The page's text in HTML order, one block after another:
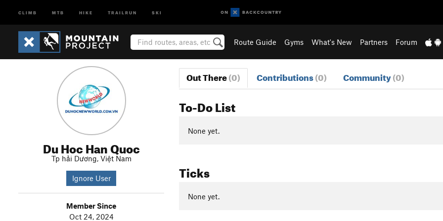
CLIMB MTB HIKE TRAILRUN SKI
Route Guide Gyms What's New Partners Forum
Du Hoc Han Quoc
Tp hải Dương, Việt Nam
Ignore User
Member Since
Oct 24, 2024
Out There(0) Contributions(0) Community(0)
To-Do List
None yet.
Ticks
None yet.